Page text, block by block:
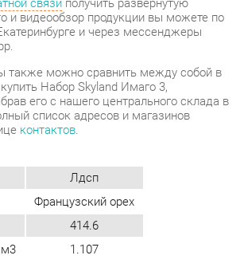
Набор Skyland Имаго 3,
его с нашего центрального склада в
список адресов и магазинов
Лдсп
Французский орех
1.107
первым своим мнением.